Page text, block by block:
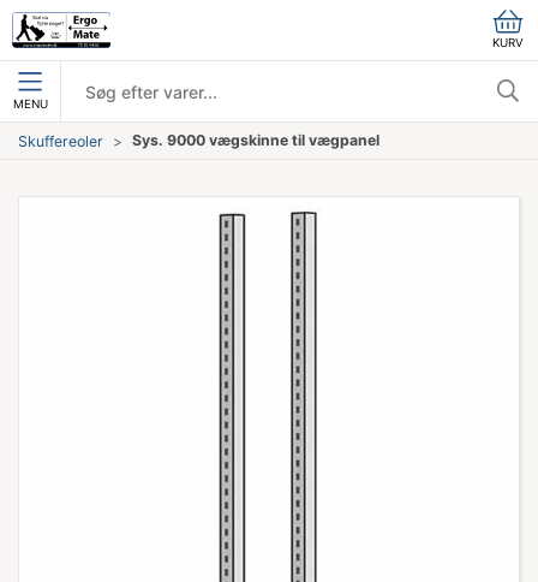
KURV
MENU
Skuffereoler Sys. 9000 vægskinne til vægpanel